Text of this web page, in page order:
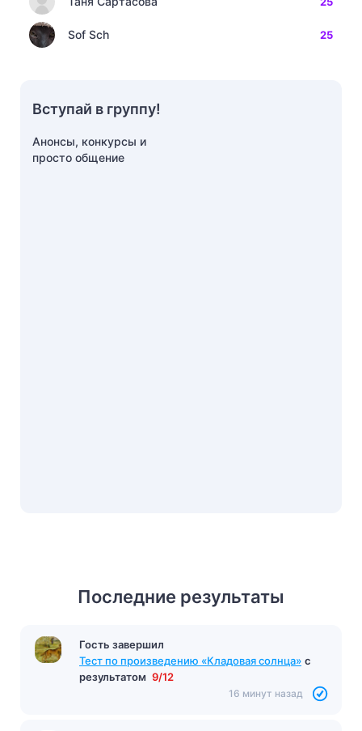
Последние результаты
Гость завершил
Тест по произведению «Кладовая солнца» с
результатом 9/12
16 минут назад
Sof Sch 25
Вступай в группу!
Анонсы, конкурсы и
просто общение